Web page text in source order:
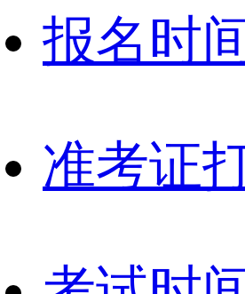
报名时
准考证